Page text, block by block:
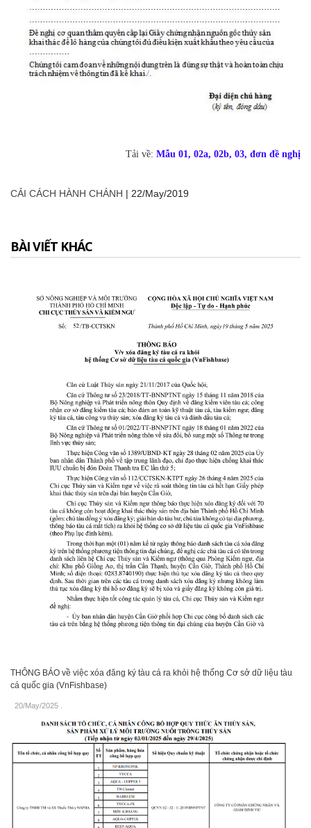
Tải về: Mẫu 01, 02a, 02b, 03, đơn đề nghị
CẢI CÁCH HÀNH CHÁNH | 22/May/2019
BÀI VIẾT KHÁC
THÔNG BÁO về việc xóa đăng ký tàu cá ra khỏi hệ thống Cơ sở dữ liệu tàu
cá quốc gia (VnFishbase)
20/May/2025 .